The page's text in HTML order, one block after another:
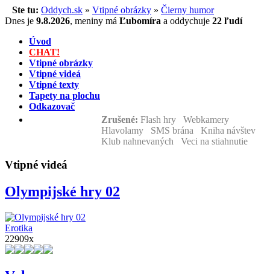
Ste tu: Oddych.sk » Vtipné obrázky » Čierny humor
Dnes je 9.8.2026, meniny má Ľubomíra a oddychuje 22 ľudí
Úvod
CHAT!
Vtipné obrázky
Vtipné videá
Vtipné texty
Tapety na plochu
Odkazovač
Zrušené: Flash hry Webkamery
Hlavolamy SMS brána Kniha návštev
Klub nahnevaných Veci na stiahnutie
Vtipné videá
Olympijské hry 02
Erotika
22909x